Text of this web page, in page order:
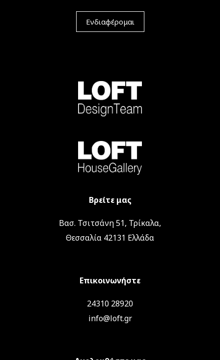
Ενδιαφέρομαι
Βρείτε μας
Βασ. Τσιτσάνη 51, Τρίκαλα,
Θεσσαλία 42131 Ελλάδα
Επικοινωνήστε
24310 28920
info@loft.gr